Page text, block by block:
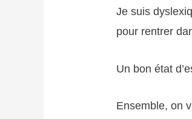
Je suis
pour rentrer
Un bon état
Ensemble, on